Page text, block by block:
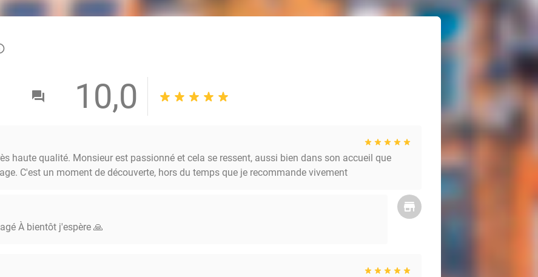
10,0
haute qualité. Monsieur est passionné et cela se ressent, aussi bien dans son accueil que
C'est un moment de découverte, hors du temps que je recommande vivement
À bientôt j'espère 🙏